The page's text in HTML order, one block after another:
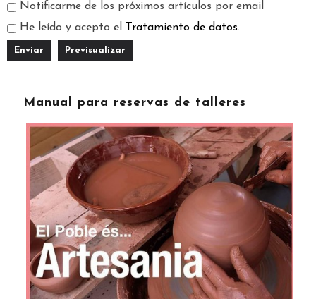
Manual para reservas de talleres
Notificarme de los próximos artículos por email
He leído y acepto el Tratamiento de datos.